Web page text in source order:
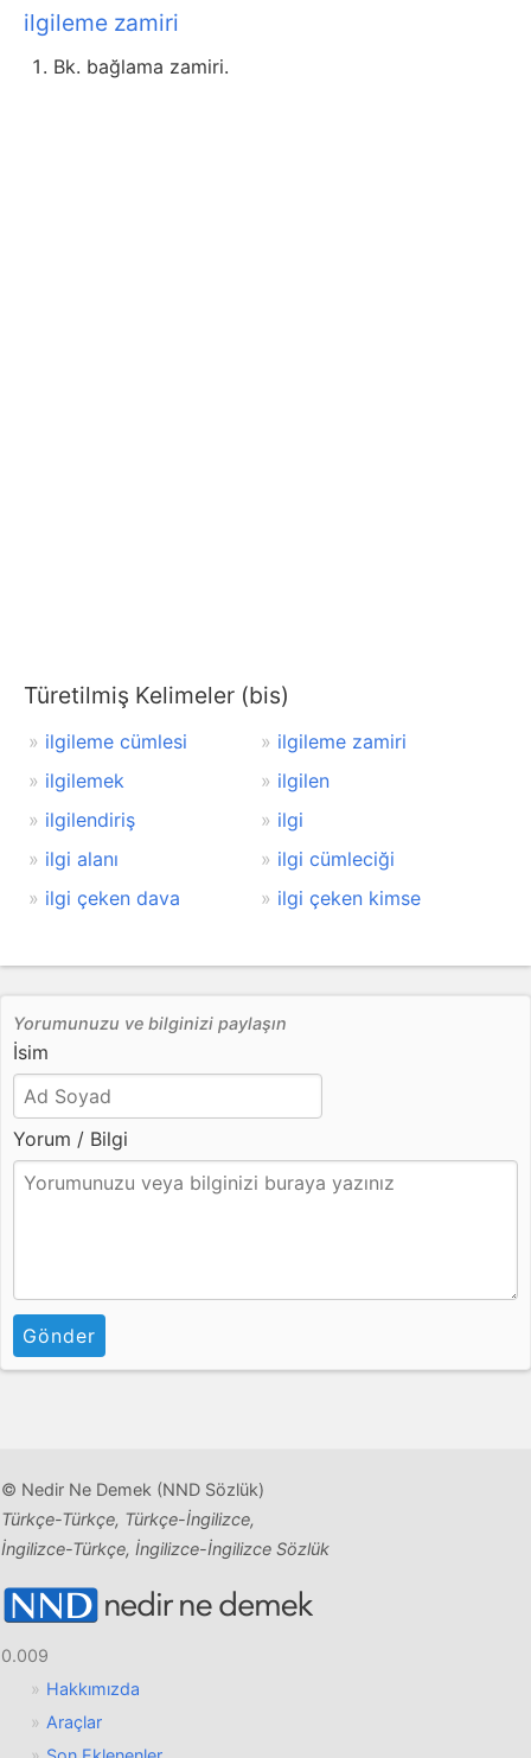
ilgileme zamiri
Bk. bağlama zamiri.
Türetilmiş Kelimeler (bis)
ilgileme cümlesi
ilgileme zamiri
ilgilemek
ilgilen
ilgilendiriş
ilgi
ilgi alanı
ilgi cümleciği
ilgi çeken dava
ilgi çeken kimse
Yorumunuzu ve bilginizi paylaşın
İsim
Yorum / Bilgi
Gönder
© Nedir Ne Demek (NND Sözlük)
Türkçe-Türkçe, Türkçe-İngilizce,
İngilizce-Türkçe, İngilizce-İngilizce Sözlük
0.009
Hakkımızda
Araçlar